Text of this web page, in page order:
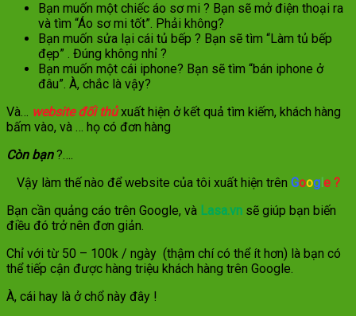
Bạn muốn một chiếc áo sơ mi ? Bạn sẽ mở điện thoại ra
và tìm “Áo sơ mi tốt”. Phải không?
Bạn muốn sửa lại cái tủ bếp ? Bạn sẽ tìm “Làm tủ bếp
đẹp” . Đúng không nhỉ ?
Bạn muốn một cái iphone? Bạn sẽ tìm “bán iphone ở
đâu”. À, chắc là vậy?
Và… website đối thủxuất hiện ở kết quả tìm kiếm, khách hàng
bấm vào, và … họ có đơn hàng
Còn bạn?….
Vậy làm thế nào để website của tôi xuất hiện trên Googl e ?
Bạn cần quảng cáo trên Google, và Lasa.vn sẽ giúp bạn biến
điều đó trở nên đơn giản.
Chỉ với từ 50 – 100k / ngày (thậm chí có thể ít hơn) là bạn có
thể tiếp cận được hàng triệu khách hàng trên Google.
À, cái hay là ở chổ này đây !